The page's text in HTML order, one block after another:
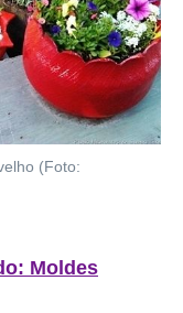
(Foto:
Moldes